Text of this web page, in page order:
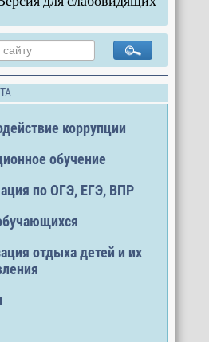
коррупции
обучение
по ОГЭ, ЕГЭ, ВПР
отдыха детей и их